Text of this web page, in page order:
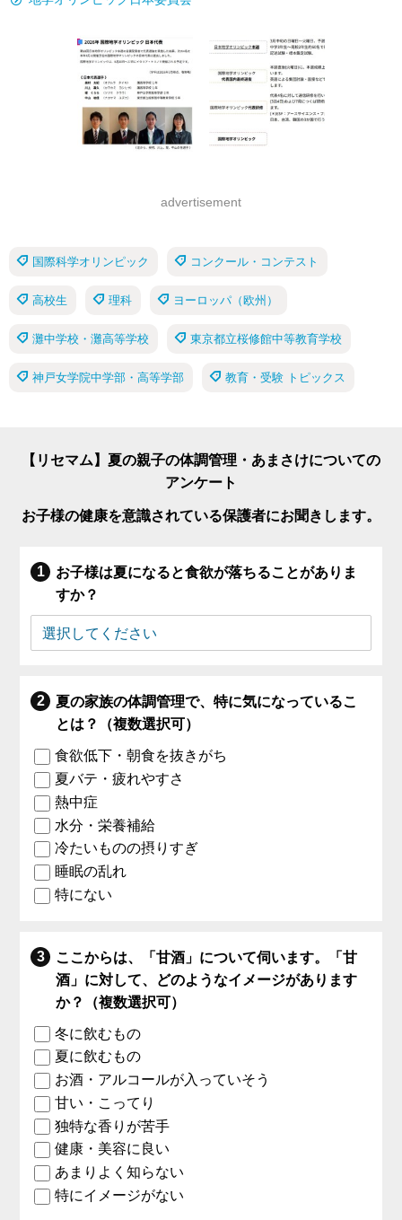
advertisement
国際科学オリンピック コンクール・コンテスト
高校生 理科 ヨーロッパ（欧州）
灘中学校・灘高等学校 東京都立桜修館中等教育学校
神戸女学院中学部・高等学部 教育・受験 トピックス
【リセマム】夏の親子の体調管理・あまさけについての
アンケート
お子様の健康を意識されている保護者にお聞きします。
お子様は夏になると食欲が落ちることがありま
すか？
夏の家族の体調管理で、特に気になっているこ
とは？（複数選択可）
食欲低下・朝食を抜きがち
夏バテ・疲れやすさ
熱中症
水分・栄養補給
冷たいものの摂りすぎ
睡眠の乱れ
特にない
ここからは、「甘酒」について伺います。「甘
酒」に対して、どのようなイメージがあります
か？（複数選択可）
冬に飲むもの
夏に飲むもの
お酒・アルコールが入っていそう
甘い・こってり
独特な香りが苦手
健康・美容に良い
あまりよく知らない
特にイメージがない